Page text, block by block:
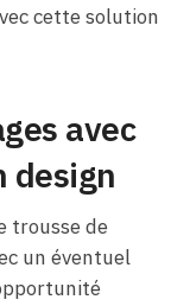
cette solution
avec
design
trousse de
un éventuel